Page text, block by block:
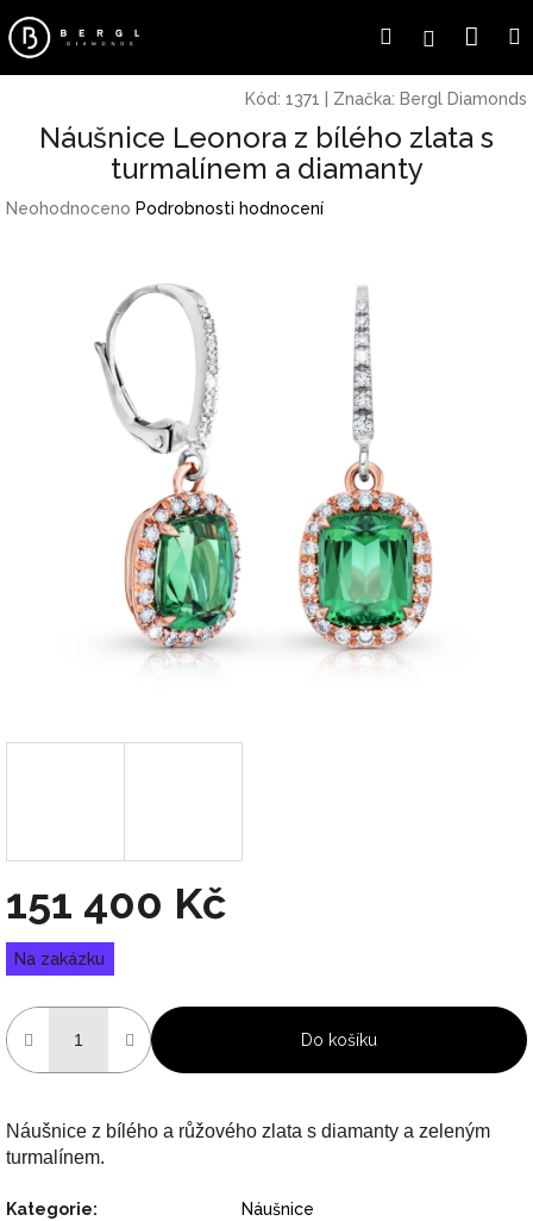
na
obsah
HledatPřihlášení
Kód: 1371 Značka: Bergl Diamonds
Náušnice Leonora z bílého zlata s
turmalínem a diamanty
Průměrné
Neohodnoceno Podrobnosti hodnocení
151 400 Kč
Měrná
cena:
Na zakázku
Do košíku
Náušnice z bílého a růžového zlata s diamanty a zeleným
turmalínem.
Kategorie:
Náušnice